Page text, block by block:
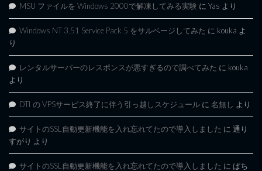
MSU ファイルを Windows 2000で解凍してみる実験 に Yas より
Windows NT 3.51 Service Pack 5 をサルベージしてみた に kouka よ
り
レンタルサーバーのレスポンスが悪すぎるので調べてみた に kouka
より
DTI の VPSサービス終了に伴う引っ越しスケジュール に 名無し より
サイトのSSL自動更新機能を入れ忘れてたので導入しました に 通り
すがり より
サイトのSSL自動更新機能を入れ忘れてたので導入しました に ぱち